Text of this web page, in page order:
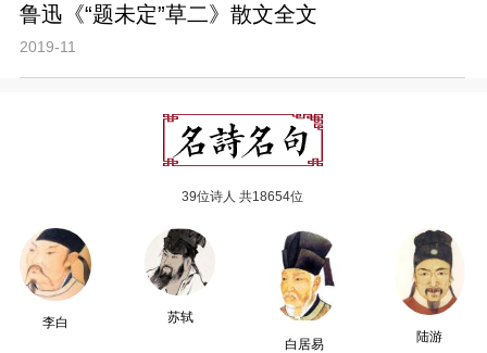
鲁迅《“题未定”草二》散文全文
2019-11
39位诗人 共18654位
李白
苏轼
白居易
陆游